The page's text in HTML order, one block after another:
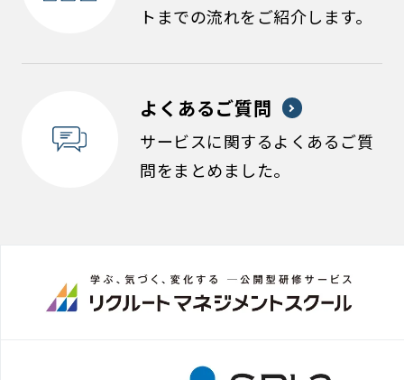
トまでの流れをご紹介します。
よくあるご質問
サービスに関するよくあるご質
問をまとめました。